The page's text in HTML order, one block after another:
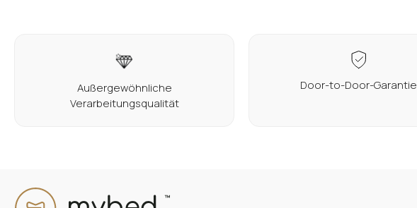
Außergewöhnliche
Verarbeitungsqualität
Door-to-Door-Garantie